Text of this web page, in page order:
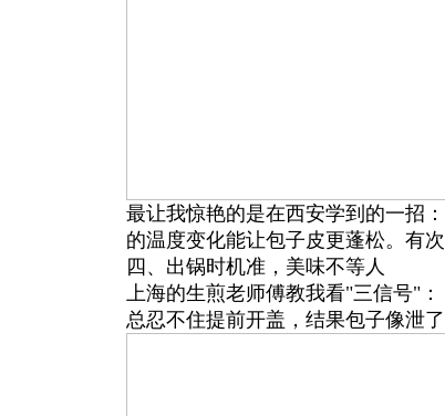
最让我惊艳的是在西安学到的一招：
的温度变化能让包子皮更蓬松。有
四、出锅时机准，美味不等人
上海的生煎老师傅教我看"三信号"：
总忍不住提前开盖，结果包子像泄